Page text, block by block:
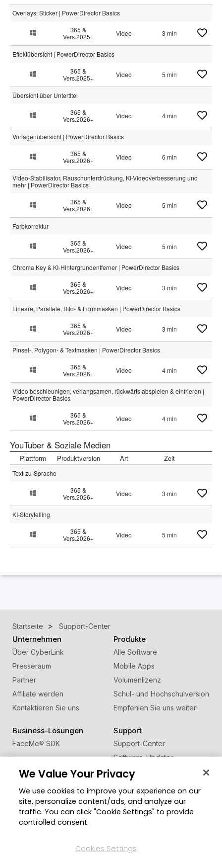
Overlays: Sticker | PowerDirector Basics
365 &
Vers.2025+
Video 3 min
Effektübersicht | PowerDirector Basics
365 &
Vers.2025+
Video 5 min
Übersicht über Untertitel
365 &
Vers.2026+
Video 4 min
Vorlagenübersicht | PowerDirector Basics
365 &
Vers.2026+
Video 6 min
Video-Stabilisator, Rauschunterdrückung, KI-Videoverbesserung und
mehr | PowerDirector Basics
365 &
Vers.2026+
Video 5 min
Farbkorrektur
365 &
Vers.2026+
Video 5 min
Chroma Key & KI-Hintergrundentferner | PowerDirector Basics
365 &
Vers.2026+
Video 3 min
Lineare, Parallele, Bild- & Formmasken | PowerDirector Basics
365 &
Vers.2026+
Video 3 min
Pinsel-, Polygon- & Textmasken | PowerDirector Basics
365 &
Vers.2026+
Video 4 min
Video beschleunigen, verlangsamen, rückwärts abspielen & einfrieren |
PowerDirector Basics
365 &
Vers.2026+
Video 4 min
YouTuber & Soziale Medien
Plattform Produktversion Art Zeit
Text-zu-Sprache
365 &
Vers.2026+
Video 3 min
KI-Storytelling
365 &
Vers.2026+
Video 5 min
Startseite Support-Center
Unternehmen
Über CyberLink
Presseraum
Partner
Affiliate werden
Kontaktieren Sie uns
Produkte
Alle Software
Mobile Apps
Volumenlizenz
Schul- und Hochschulversion
Empfehlen Sie uns weiter!
Business-Lösungen
FaceMe® SDK
Support
Support-Center
Software-Updates
Lernen + Wissen
Community
Mitgliederbereich
Blog
Region ändern
We Value Your Privacy
We use cookies to improve your experience on our
site, personalize content/ads, and analyze our
traffic. You can click "Cookie Settings" to provide
controlled consent.
Cookies Settings